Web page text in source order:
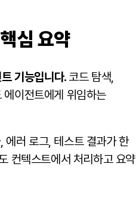
핵심 요약
기능입니다. 코드 탐색,
이전트에게 위임하는
에러 로그, 테스트 결과가 한
컨텍스트에서 처리하고 요약